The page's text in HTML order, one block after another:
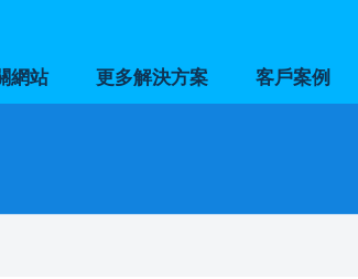
網站 更多解決方案 客戶案例